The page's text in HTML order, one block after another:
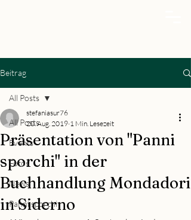
Beitrag
All Posts
Events
Fotos
News
Panni sporchi
All Posts
Präsentation von "Panni
sporchi" in der
Buchhandlung Mondadori
in Siderno
stefaniasur76
20. Aug. 2019 1 Min. Lesezeit